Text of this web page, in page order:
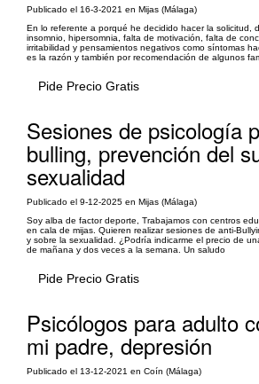
Publicado el 16-3-2021 en Mijas (Málaga)
En lo referente a porqué he decidido hacer la solicitud,
insomnio, hipersomnia, falta de motivación, falta de
irritabilidad y pensamientos negativos como síntomas
es la razón y también por recomendación de algunos
Pide Precio Gratis
Sesiones de psicología
bulling, prevención del
sexualidad
Publicado el 9-12-2025 en Mijas (Málaga)
Soy alba de factor deporte, Trabajamos con centros
en cala de mijas. Quieren realizar sesiones de anti-
y sobre la sexualidad. ¿Podría indicarme el precio de
de mañana y dos veces a la semana. Un saludo
Pide Precio Gratis
Psicólogos para adulto
mi padre, depresión
Publicado el 13-12-2021 en Coín (Málaga)